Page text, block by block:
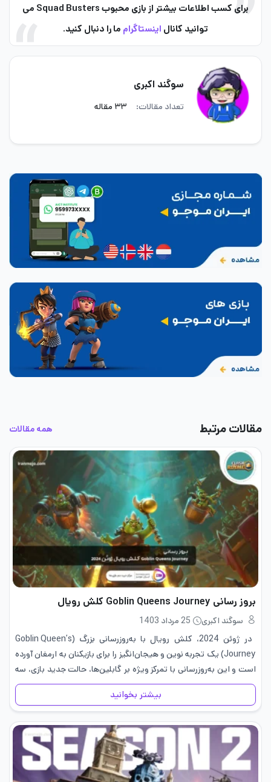
برای کسب اطلاعات بیشتر از بازی محبوب Squad Busters می
توانید کانال اینستاگرام ما را دنبال کنید.
سوگند اکبری
تعداد مقالات: ۳۳ مقاله
مقالات مرتبط همه مقالات
بروز رسانی Goblin Queens Journey کلش رویال
سوگند اکبری
25 مرداد 1403
در ژوئن 2024، کلش رویال با به‌روزرسانی بزرگ (Goblin Queen’s
Journey) یک تجربه نوین و هیجان‌انگیز را برای بازیکنان به ارمغان آورده
است و این به‌روزرسانی با تمرکز ویژه بر گابلین‌ها، حالت جدید بازی، سه
کارت جدید و رویداد اجتماعی…
بیشتر بخوانید